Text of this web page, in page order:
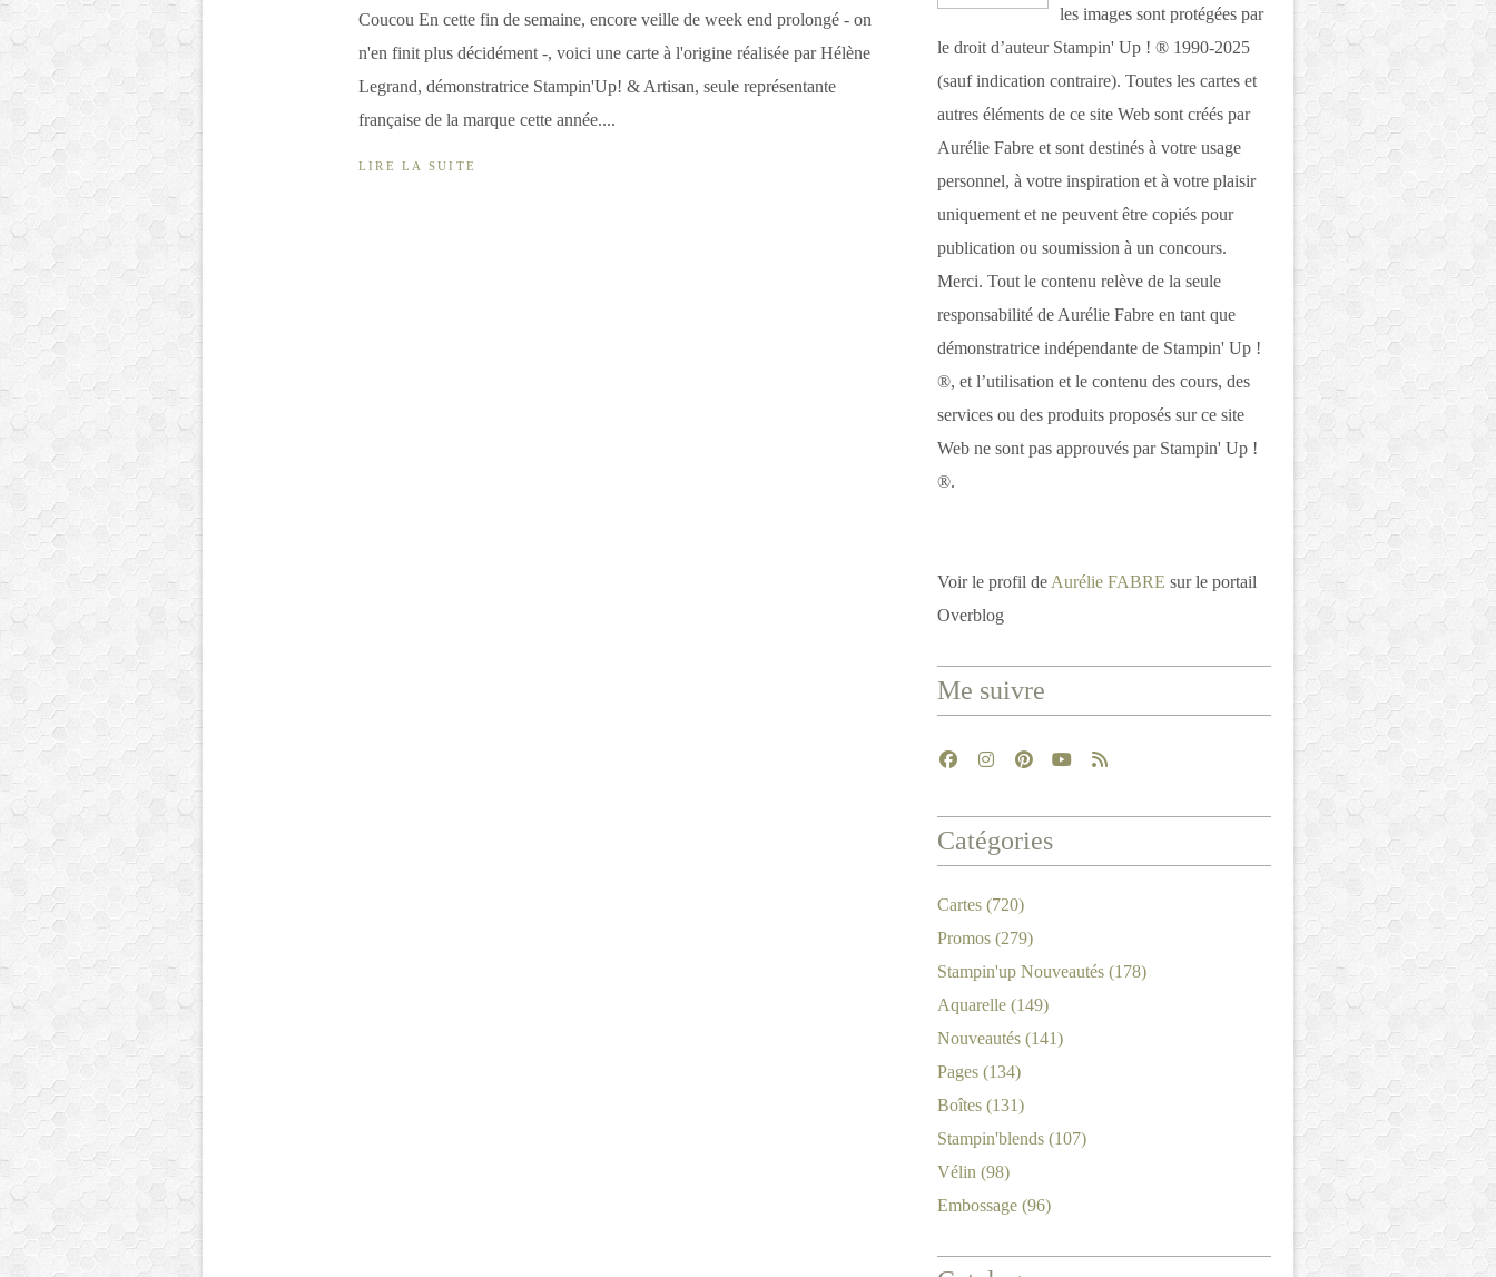
Coucou En cette fin de semaine, encore veille de week end prolongé - on
n'en finit plus décidément -, voici une carte à l'origine réalisée par Hélène
Legrand, démonstratrice Stampin'Up! & Artisan, seule représentante
française de la marque cette année....
LIRE LA SUITE
les images sont protégées par
le droit d’auteur Stampin' Up ! ® 1990-2025
(sauf indication contraire). Toutes les cartes et
autres éléments de ce site Web sont créés par
Aurélie Fabre et sont destinés à votre usage
personnel, à votre inspiration et à votre plaisir
uniquement et ne peuvent être copiés pour
publication ou soumission à un concours.
Merci. Tout le contenu relève de la seule
responsabilité de Aurélie Fabre en tant que
démonstratrice indépendante de Stampin' Up !
®, et l’utilisation et le contenu des cours, des
services ou des produits proposés sur ce site
Web ne sont pas approuvés par Stampin' Up !
®.
Voir le profil de Aurélie FABRE sur le portail
Overblog
Me suivre
Catégories
Cartes (720)
Promos (279)
Stampin'up Nouveautés (178)
Aquarelle (149)
Nouveautés (141)
Pages (134)
Boîtes (131)
Stampin'blends (107)
Vélin (98)
Embossage (96)